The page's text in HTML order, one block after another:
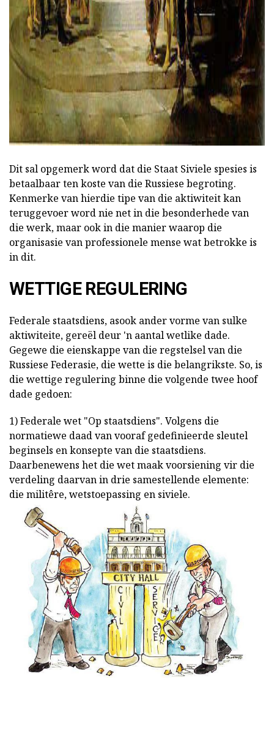
Dit sal opgemerk word dat die Staat Siviele spesies is
betaalbaar ten koste van die Russiese begroting.
Kenmerke van hierdie tipe van die aktiwiteit kan
teruggevoer word nie net in die besonderhede van
die werk, maar ook in die manier waarop die
organisasie van professionele mense wat betrokke is
in dit.
WETTIGE REGULERING
Federale staatsdiens, asook ander vorme van sulke
aktiwiteite, gereël deur 'n aantal wetlike dade.
Gegewe die eienskappe van die regstelsel van die
Russiese Federasie, die wette is die belangrikste. So, is
die wettige regulering binne die volgende twee hoof
dade gedoen:
1) Federale wet "Op staatsdiens". Volgens die
normatiewe daad van vooraf gedefinieerde sleutel
beginsels en konsepte van die staatsdiens.
Daarbenewens het die wet maak voorsiening vir die
verdeling daarvan in drie samestellende elemente:
die militêre, wetstoepassing en siviele.